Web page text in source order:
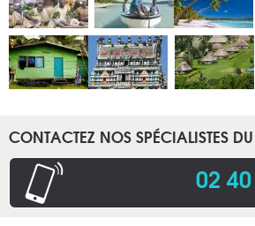
CONTACTEZ NOS SPÉCIALISTES
02